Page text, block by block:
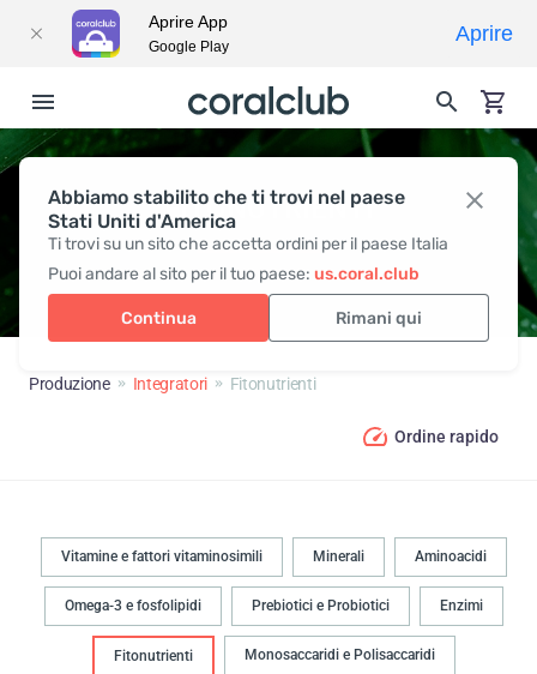
Abbiamo stabilito che ti trovi nel paese
Stati Uniti d'America
Ti trovi su un sito che accetta ordini per il paese Italia
Puoi andare al sito per il tuo paese: us.coral.club
Continua Rimani qui
FITONUTRIENTI
Produzione Integratori Fitonutrienti
Ordine rapido
Vitamine e fattori vitaminosimili Minerali Aminoacidi
Omega-3 e fosfolipidi Prebiotici e Probiotici Enzimi
Fitonutrienti Monosaccaridi e Polisaccaridi
Aprire App
Google Play
Aprire